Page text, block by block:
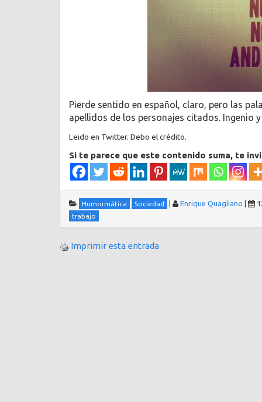
Pierde sentido en español, claro, pero las
apellidos de los personajes citados. Ingenio
Leido en Twitter. Debo el crédito.
Si te parece que este contenido suma, te
Humormática Sociedad | Enrique Quagliano |
trabajo
Imprimir esta entrada